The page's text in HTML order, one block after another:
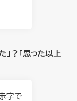
」？「思った以上
字で